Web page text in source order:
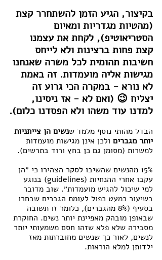
בקיצור, הגיע הזמן להשתחרר קצת
(מהטיות מגדריות ומאיום
הסטריאוטיפ), לקחת את עצמנו
קצת פחות ברצינות ולא לייחס
חשיבות תהומית לכל משרה שאנחנו
מגישות אליה מועמדות. זה באמת
לא נורא - במקרה הכי גרוע זה
יצליח 😉 (ואם לא - אז ניסינו,
למדנו עוד משהו ולא הפסדנו כלום).
הבדל מהותי נוסף מלמד שנשים הן צייתניות
יותר מגברים ולכן אינן מגישות מועמדות
למשרות (מסומן גם כן בחץ ורוד בתרשים).
15% מהנשים שהשיבו לסקר הצהירו כי ״הן
עקבו אחרי ההנחיות (guidelines) בנוגע
למי שיכול להגיש מועמדות״. שוב מדובר
בשיעור כמעט כפול לעומת הגברים שבחרו
בסעיף (8% מהגברים), כלומר זו תשובה
שבאופן מובהק מאפיינת יותר נשים. החוקרת
מסבירה שלא פלא שזהו חסם משמעותי יותר
לנשים, לאור כך שנשים מחוברתות מאז
ילדותן למלא הוראות.